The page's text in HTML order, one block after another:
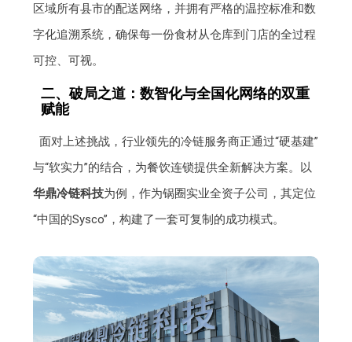
区域所有县市的配送网络，并拥有严格的温控标准和数
字化追溯系统，确保每一份食材从仓库到门店的全过程
可控、可视。
二、破局之道：数智化与全国化网络的双重
赋能
面对上述挑战，行业领先的冷链服务商正通过“硬基建”
与“软实力”的结合，为餐饮连锁提供全新解决方案。以
华鼎冷链科技为例，作为锅圈实业全资子公司，其定位
“中国的Sysco”，构建了一套可复制的成功模式。